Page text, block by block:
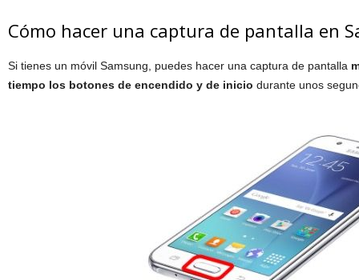
Cómo hacer una captura de pantalla en
Si tienes un móvil Samsung, puedes hacer una captura de pantalla
tiempo los botones de encendido y de inicio durante unos